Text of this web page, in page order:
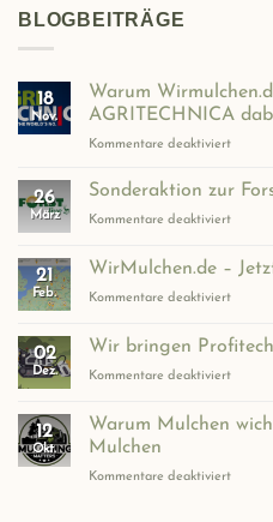
BLOGBEITRÄGE
18
Nov.
Warum
AGRITECHNICA
Kommentare deaktiviertfür
26
März
Sonderaktion zur
Kommentare deaktiviertfür
zur
Forst-
21
Feb.
WirMulchen.de –
Kommentare deaktiviertfür
–
02
Dez.
Wir bringen
Kommentare deaktiviertfür
Ihnen
12
Okt.
Warum Mulchen
Mulchen
Kommentare deaktiviertfür